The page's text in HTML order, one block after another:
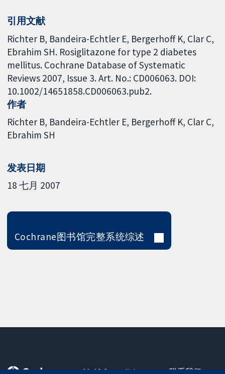
引用文献
Richter B, Bandeira-Echtler E, Bergerhoff K, Clar C,
Ebrahim SH. Rosiglitazone for type 2 diabetes
mellitus. Cochrane Database of Systematic
Reviews 2007, Issue 3. Art. No.: CD006063. DOI:
10.1002/14651858.CD006063.pub2.
作者
Richter B Bandeira-Echtler E Bergerhoff K Clar C
Ebrahim SH
发表日期
18 七月 2007
Cochrane图书馆完整系统综述
11-13 Cavendish 联系我们